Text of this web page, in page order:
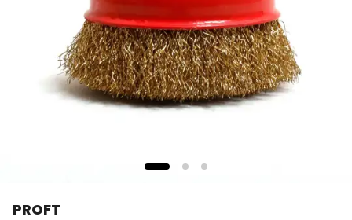
PROFT